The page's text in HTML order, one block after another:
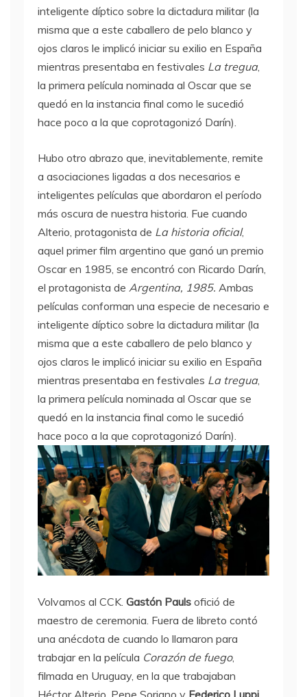
inteligente díptico sobre la dictadura militar (la
misma que a este caballero de pelo blanco y
ojos claros le implicó iniciar su exilio en España
mientras presentaba en festivales La tregua,
la primera película nominada al Oscar que se
quedó en la instancia final como le sucedió
hace poco a la que coprotagonizó Darín).
Hubo otro abrazo que, inevitablemente, remite
a asociaciones ligadas a dos necesarios e
inteligentes películas que abordaron el período
más oscura de nuestra historia. Fue cuando
Alterio, protagonista de La historia oficial,
aquel primer film argentino que ganó un premio
Oscar en 1985, se encontró con Ricardo Darín,
el protagonista de Argentina, 1985. Ambas
películas conforman una especie de necesario e
inteligente díptico sobre la dictadura militar (la
misma que a este caballero de pelo blanco y
ojos claros le implicó iniciar su exilio en España
mientras presentaba en festivales La tregua,
la primera película nominada al Oscar que se
quedó en la instancia final como le sucedió
hace poco a la que coprotagonizó Darín).
Volvamos al CCK. Gastón Pauls ofició de
maestro de ceremonia. Fuera de libreto contó
una anécdota de cuando lo llamaron para
trabajar en la película Corazón de fuego,
filmada en Uruguay, en la que trabajaban